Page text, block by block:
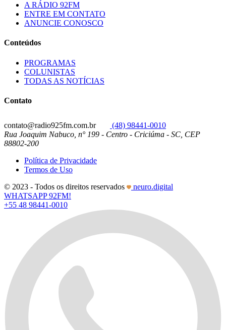
A RÁDIO 92FM
ENTRE EM CONTATO
ANUNCIE CONOSCO
Conteúdos
PROGRAMAS
COLUNISTAS
TODAS AS NOTÍCIAS
Contato
contato@radio925fm.com.br
(48) 98441-0010
Rua Joaquim Nabuco, n° 199 - Centro - Criciúma - SC, CEP
88802-200
Política de Privacidade
Termos de Uso
© 2023 - Todos os direitos reservados
neuro.digital
WHATSAPP 92FM!
+55 48 98441-0010